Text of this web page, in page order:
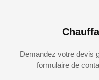
Demandez votre devis
formulaire de